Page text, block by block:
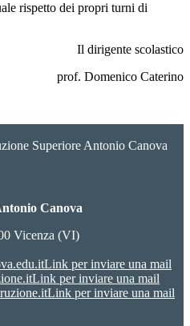
rispetto dei propri turni di
Il dirigente scolastico
prof. Domenico Caterino
Superiore Antonio Canova
Canova
Vicenza (VI)
Link per inviare una mail
Link per inviare una mail
Link per inviare una mail